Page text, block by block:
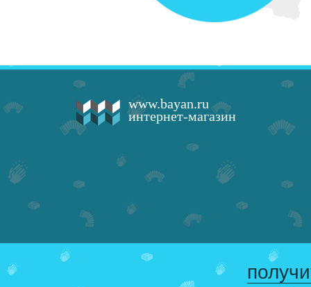
www.bayan.ru
интернет-магазин